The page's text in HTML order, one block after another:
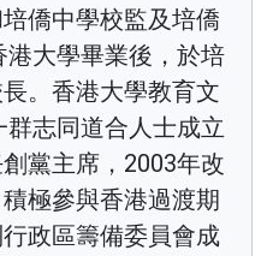
僑中學校監及培僑
大學畢業後，於培
。香港大學教育文
志同道合人士成立
黨主席，2003年改
極參與香港過渡期
政區籌備委員會成